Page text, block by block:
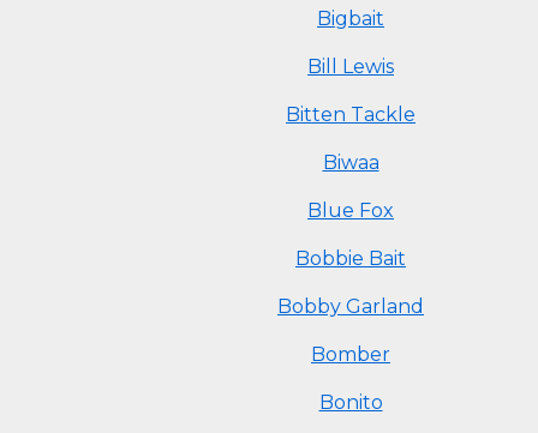
Bigbait
Bill Lewis
Bitten Tackle
Biwaa
Blue Fox
Bobbie Bait
Bobby Garland
Bomber
Bonito